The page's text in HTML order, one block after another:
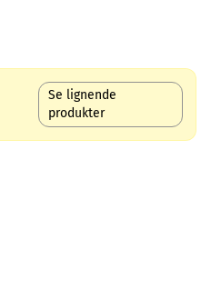
Se lignende
produkter